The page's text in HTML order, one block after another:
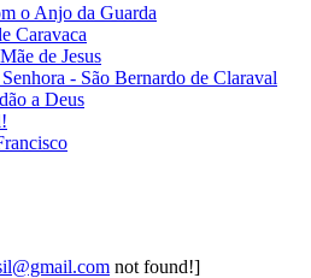
o Anjo da Guarda
Caravaca
de Jesus
- São Bernardo de Claraval
a Deus
not found!]